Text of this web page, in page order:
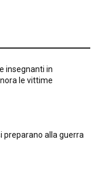
insegnanti in
le vittime
preparano alla guerra